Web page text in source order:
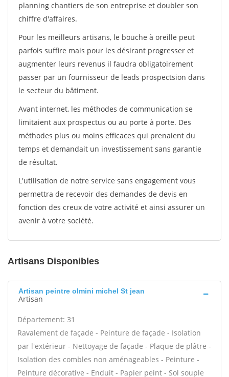
planning chantiers de son entreprise et doubler son
chiffre d'affaires.
Pour les meilleurs artisans, le bouche à oreille peut
parfois suffire mais pour les désirant progresser et
augmenter leurs revenus il faudra obligatoirement
passer par un fournisseur de leads prospectsion dans
le secteur du bâtiment.
Avant internet, les méthodes de communication se
limitaient aux prospectus ou au porte à porte. Des
méthodes plus ou moins efficaces qui prenaient du
temps et demandait un investissement sans garantie
de résultat.
L'utilisation de notre service sans engagement vous
permettra de recevoir des demandes de devis en
fonction des creux de votre activité et ainsi assurer un
avenir à votre société.
Artisans Disponibles
Artisan peintre olmini michel St jean
Artisan
Département: 31
Ravalement de façade - Peinture de façade - Isolation
par l'extérieur - Nettoyage de façade - Plaque de plâtre -
Isolation des combles non aménageables - Peinture -
Peinture décorative - Enduit - Papier peint - Sol souple